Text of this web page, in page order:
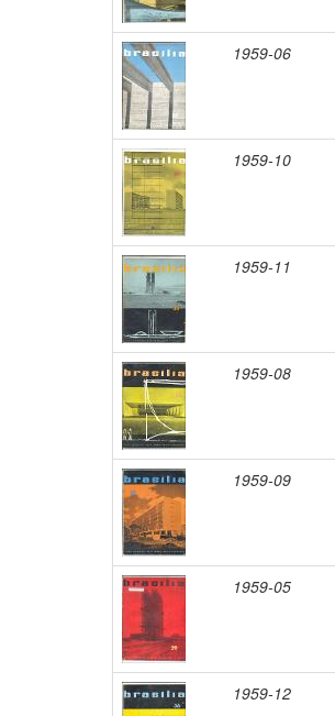
1959-06
1959-10
1959-11
1959-08
1959-09
1959-05
1959-12